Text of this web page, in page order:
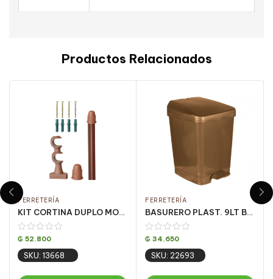
Productos Relacionados
FERRETERÍA
KIT CORTINA DUPLO MOGNO 2.5 MT (PQT C/ 5 UN)
₲ 52.800
SKU: 13668
FERRETERÍA
BASURERO PLAST. 9LT BRONZE C/ PEDAL CJ C/ 4UN
₲ 34.650
SKU: 22693